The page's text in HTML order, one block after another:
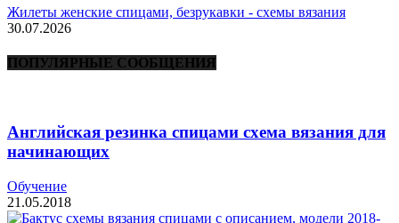
Жилеты женские спицами, безрукавки - схемы вязания
30.07.2026
ПОПУЛЯРНЫЕ СООБЩЕНИЯ
Английская резинка спицами схема вязания для
начинающих
Обучение
21.05.2018